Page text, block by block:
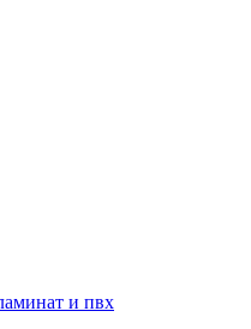
и пвх